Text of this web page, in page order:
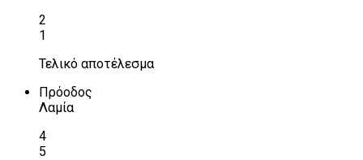
2
1
Τελικό αποτέλεσμα
Πρόοδος
Λαμία
4
5